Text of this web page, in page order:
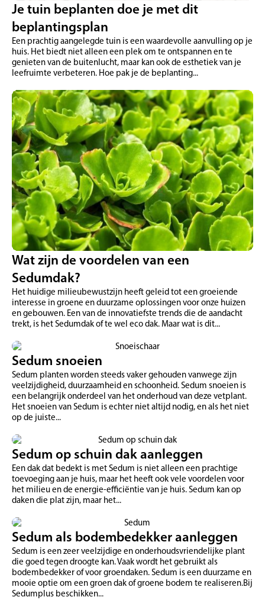
Je tuin beplanten doe je met dit
beplantingsplan
Een prachtig aangelegde tuin is een waardevolle aanvulling op je
huis. Het biedt niet alleen een plek om te ontspannen en te
genieten van de buitenlucht, maar kan ook de esthetiek van je
leefruimte verbeteren. Hoe pak je de beplanting...
Wat zijn de voordelen van een
Sedumdak?
Het huidige milieubewustzijn heeft geleid tot een groeiende
interesse in groene en duurzame oplossingen voor onze huizen
en gebouwen. Een van de innovatiefste trends die de aandacht
trekt, is het Sedumdak of te wel eco dak. Maar wat is dit...
Sedum snoeien
Sedum planten worden steeds vaker gehouden vanwege zijn
veelzijdigheid, duurzaamheid en schoonheid. Sedum snoeien is
een belangrijk onderdeel van het onderhoud van deze vetplant.
Het snoeien van Sedum is echter niet altijd nodig, en als het niet
op de juiste...
Sedum op schuin dak aanleggen
Een dak dat bedekt is met Sedum is niet alleen een prachtige
toevoeging aan je huis, maar het heeft ook vele voordelen voor
het milieu en de energie-efficiëntie van je huis. Sedum kan op
daken die plat zijn, maar het...
Sedum als bodembedekker aanleggen
Sedum is een zeer veelzijdige en onderhoudsvriendelijke plant
die goed tegen droogte kan. Vaak wordt het gebruikt als
bodembedekker of voor groendaken. Sedum is een duurzame en
mooie optie om een groen dak of groene bodem te realiseren.Bij
Sedumplus beschikken...